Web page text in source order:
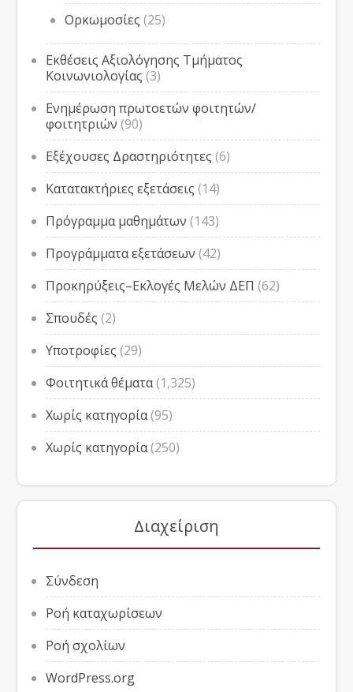
Ορκωμοσίες (25)
Εκθέσεις Αξιολόγησης Τμήματος
Κοινωνιολογίας (3)
Ενημέρωση πρωτοετών φοιτητών/
φοιτητριών (90)
Εξέχουσες Δραστηριότητες (6)
Κατατακτήριες εξετάσεις (14)
Πρόγραμμα μαθημάτων (143)
Προγράμματα εξετάσεων (42)
Προκηρύξεις–Εκλογές Μελών ΔΕΠ (62)
Σπουδές (2)
Υποτροφίες (29)
Φοιτητικά θέματα(1,325)
Χωρίς κατηγορία(95)
Χωρίς κατηγορία(250)
Διαχείριση
Σύνδεση
Ροή καταχωρίσεων
Ροή σχολίων
WordPress.org